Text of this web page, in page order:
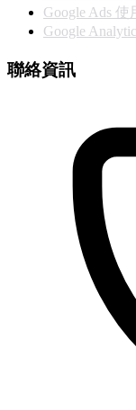
聯絡資訊